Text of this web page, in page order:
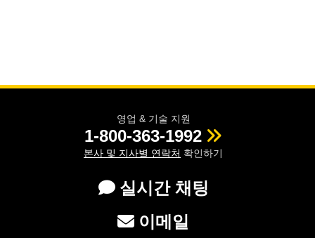
영업 & 기술 지원
1-800-363-1992
본사 및 지사별 연락처 확인하기
실시간 채팅
이메일